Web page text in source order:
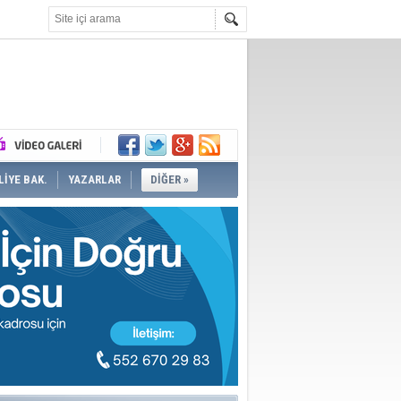
BAK. YAZARLAR DİĞER »